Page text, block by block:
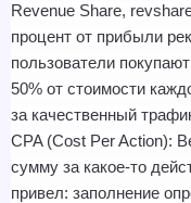
Revenue Share,
процент от прибыли
пользователи
50% от стоимости
за качественный
CPA (Cost Per Action):
сумму за какое-то
привел: заполнение